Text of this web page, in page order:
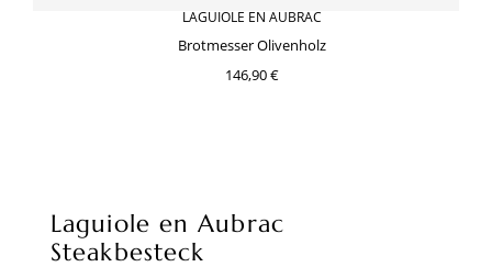
LAGUIOLE EN AUBRAC
Brotmesser Olivenholz
146,90 €
Laguiole en Aubrac
Steakbesteck